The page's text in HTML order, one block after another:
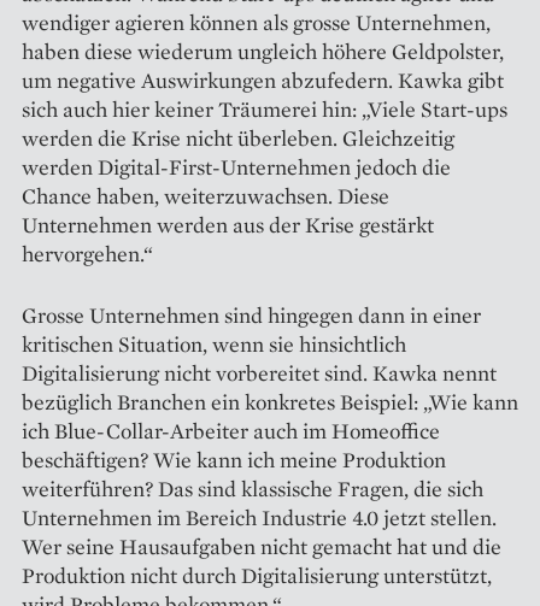
wendiger agieren können als grosse Unternehmen,
haben diese wiederum ungleich höhere Geldpolster,
um negative Auswirkungen abzufedern. Kawka gibt
sich auch hier keiner Träumerei hin: „Viele Start-ups
werden die Krise nicht überleben. Gleichzeitig
werden Digital-First-Unternehmen jedoch die
Chance haben, weiterzuwachsen. Diese
Unternehmen werden aus der Krise gestärkt
hervorgehen.“
Grosse Unternehmen sind hingegen dann in einer
kritischen Situation, wenn sie hinsichtlich
Digitalisierung nicht vorbereitet sind. Kawka nennt
bezüglich Branchen ein konkretes Beispiel: „Wie kann
ich Blue-Collar-Arbeiter auch im Home­office
beschäftigen? Wie kann ich meine Produktion
weiterführen? Das sind klassische Fragen, die sich
Unternehmen im Bereich Industrie 4.0 jetzt stellen.
Wer seine Hausaufgaben nicht gemacht hat und die
Produktion nicht durch Digitalisierung unterstützt,